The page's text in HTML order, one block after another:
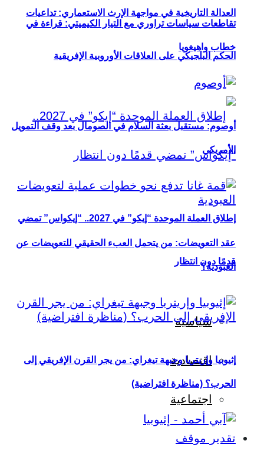
العدالة التاريخية في مواجهة الإرث الاستعماري: تداعيات
الحكم البلجيكي على العلاقات الأوروبية الإفريقية
إطلاق العملة الموحدة “إيكو” في 2027.. “إيكواس” تمضي
قدمًا دون انتظار
سياسية
اقتصادية
اجتماعية
تقدير موقف
تقاطعات سياسات تراوري مع التيار الكيميتي: قراءة في
خطاب واهيغويا
أوصوم: مستقبل بعثة السلام في الصومال بعد وقف التمويل
الأمريكي
عقد التعويضات: من يتحمل العبء الحقيقي للتعويضات عن
العبودية؟
إثيوبيا وإريتريا وجبهة تيغراي: من يجر القرن الإفريقي إلى
الحرب؟ (مناظرة افتراضية)